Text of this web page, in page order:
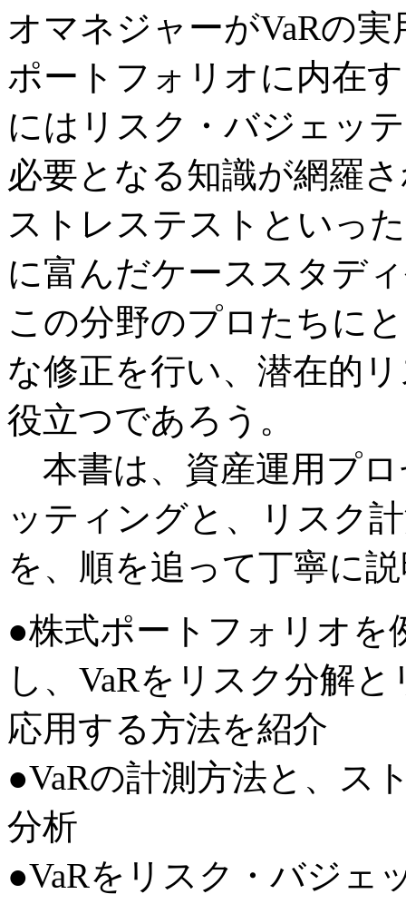
オマネジャーがVaRの
ポートフォリオに内在
にはリスク・バジェッ
必要となる知識が網羅
ストレステストといっ
に富んだケーススタデ
この分野のプロたちに
な修正を行い、潜在的
役立つであろう。
本書は、資産運用プ
ッティングと、リスク
を、順を追って丁寧に
●株式ポートフォリオを
し、VaRをリスク分解
応用する方法を紹介
●VaRの計測方法と、ス
分析
●VaRをリスク・バジェ